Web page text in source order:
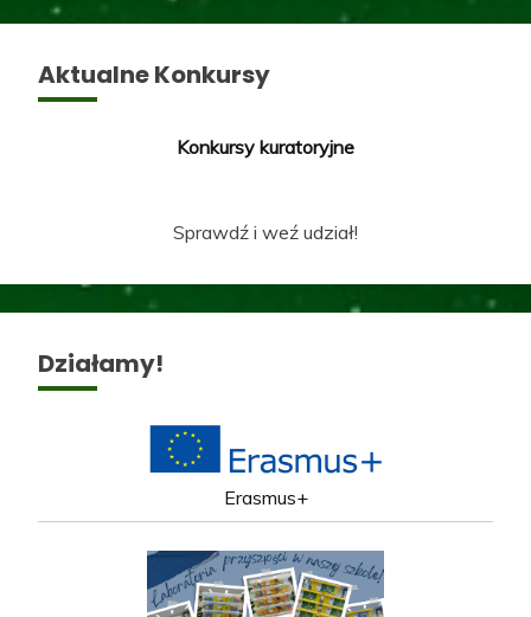
Aktualne Konkursy
Konkursy kuratoryjne
Sprawdź i weź udział!
Działamy!
Erasmus+